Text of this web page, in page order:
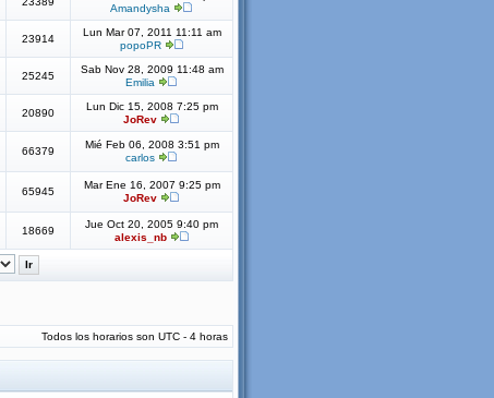
Amandysha
23914
Lun Mar 07, 2011 11:11 am
popoPR
25245
Sab Nov 28, 2009 11:48 am
Emilia
20890
Lun Dic 15, 2008 7:25 pm
JoRev
66379
Mié Feb 06, 2008 3:51 pm
carlos
65945
Mar Ene 16, 2007 9:25 pm
JoRev
18669
Jue Oct 20, 2005 9:40 pm
alexis_nb
Todos los horarios son UTC - 4 horas